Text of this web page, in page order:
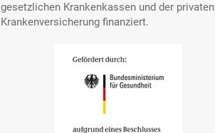
gesetzlichen Krankenkassen und der privaten
Krankenversicherung finanziert.